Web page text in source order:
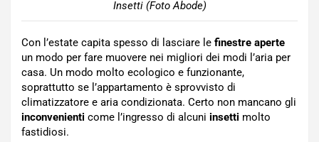
Insetti (Foto Abode)
Con l’estate capita spesso di lasciare le finestre aperte
un modo per fare muovere nei migliori dei modi l’aria per
casa. Un modo molto ecologico e funzionante,
soprattutto se l’appartamento è sprovvisto di
climatizzatore e aria condizionata. Certo non mancano gli
inconvenienti come l’ingresso di alcuni insetti molto
fastidiosi.